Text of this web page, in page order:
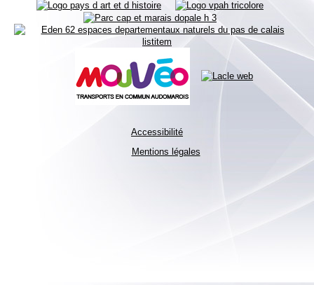
Accessibilité
Mentions légales